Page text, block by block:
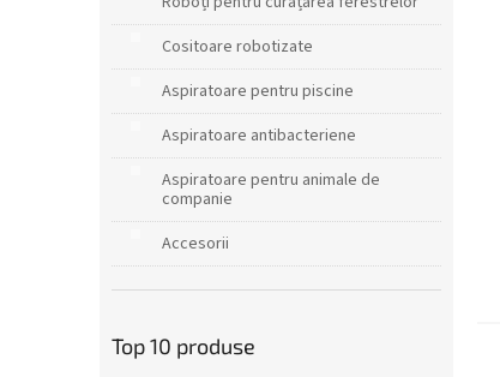
Cositoare robotizate
Aspiratoare pentru piscine
Aspiratoare antibacteriene
Aspiratoare pentru animale de
companie
Accesorii
Top 10 produse